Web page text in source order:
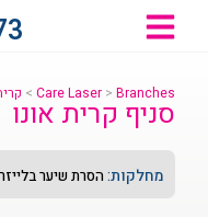
Care Laser > Branches
>
סניף קרית אונו
מחלקות: הסרת שיער בלייזר